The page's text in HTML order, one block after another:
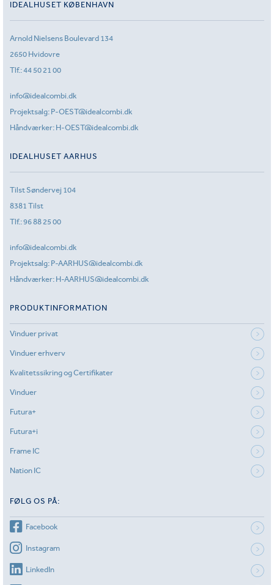
IDEALHUSET KØBENHAVN
Arnold Nielsens Boulevard 134
2650 Hvidovre
Tlf.:44 50 21 00
info@idealcombi.dk
Projektsalg: P-OEST@idealcombi.dk
Håndværker: H-OEST@idealcombi.dk
IDEALHUSET AARHUS
Tilst Søndervej 104
8381 Tilst
Tlf.:96 88 25 00
info@idealcombi.dk
Projektsalg: P-AARHUS@idealcombi.dk
Håndværker: H-AARHUS@idealcombi.dk
PRODUKTINFORMATION
Vinduer privat
Vinduer erhverv
Kvalitetssikring og Certifikater
Vinduer
Futura+
Futura+i
Frame IC
Nation IC
FØLG OS PÅ:
Facebook
Instagram
LinkedIn